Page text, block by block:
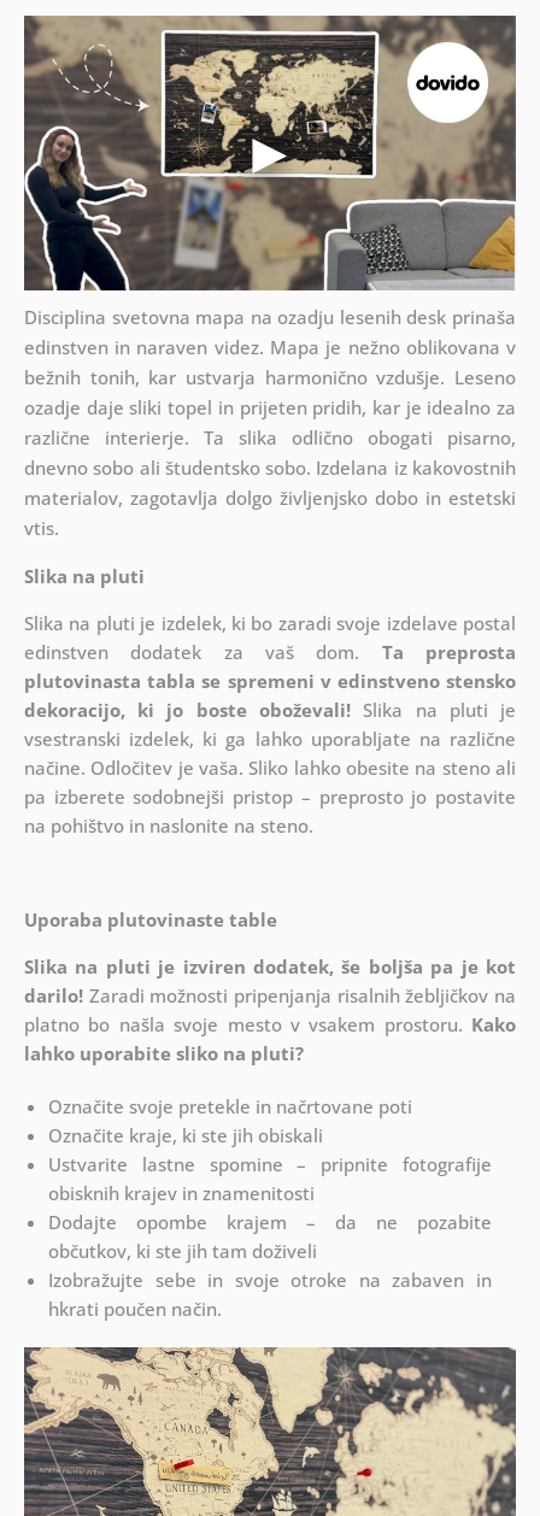
Disciplina svetovna mapa na ozadju lesenih desk prinaša
edinstven in naraven videz. Mapa je nežno oblikovana v
bežnih tonih, kar ustvarja harmonično vzdušje. Leseno
ozadje daje sliki topel in prijeten pridih, kar je idealno za
različne interierje. Ta slika odlično obogati pisarno,
dnevno sobo ali študentsko sobo. Izdelana iz kakovostnih
materialov, zagotavlja dolgo življenjsko dobo in estetski
vtis.
Slika na pluti
Slika na pluti je izdelek, ki bo zaradi svoje izdelave postal
edinstven dodatek za vaš dom. Ta preprosta
plutovinasta tabla se spremeni v edinstveno stensko
dekoracijo, ki jo boste oboževali! Slika na pluti je
vsestranski izdelek, ki ga lahko uporabljate na različne
načine. Odločitev je vaša. Sliko lahko obesite na steno ali
pa izberete sodobnejši pristop – preprosto jo postavite
na pohištvo in naslonite na steno.
Uporaba plutovinaste table
Slika na pluti je izviren dodatek, še boljša pa je kot
darilo!Zaradi možnosti pripenjanja risalnih žebljičkov na
platno bo našla svoje mesto v vsakem prostoru. Kako
lahko uporabite sliko na pluti?
Označite svoje pretekle in načrtovane poti
Označite kraje, ki ste jih obiskali
Ustvarite lastne spomine – pripnite fotografije
obisknih krajev in znamenitosti
Dodajte opombe krajem – da ne pozabite
občutkov, ki ste jih tam doživeli
Izobražujte sebe in svoje otroke na zabaven in
hkrati poučen način.